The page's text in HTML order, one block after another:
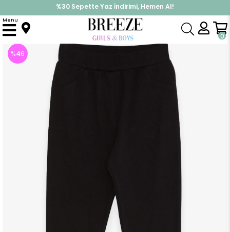
%30 Sepette Yaz İndirimi, Hemen Al!
İndirimlere ek %10 İndirimi Kap, Hemen Üye Ol!
0
Menu
Anasayfa Alt Giyim Tayt
%46